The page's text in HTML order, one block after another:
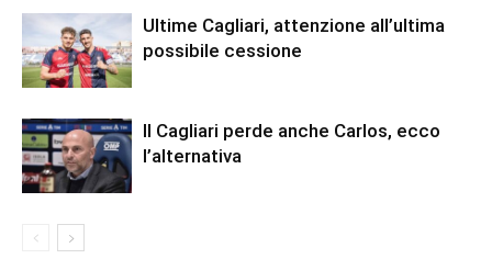
Ultime Cagliari, attenzione all’ultima
possibile cessione
Il Cagliari perde anche Carlos, ecco
l’alternativa